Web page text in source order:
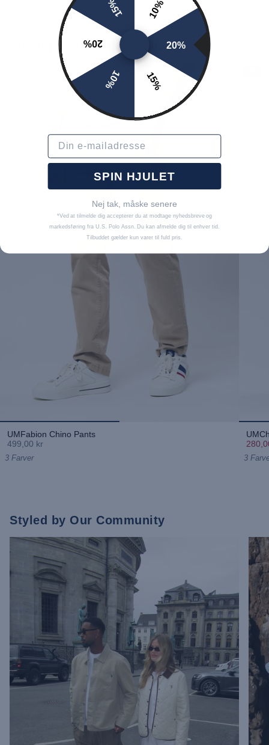
Spotlight: Trending Products
UMFabion Chino Pants
499,00 kr
3 Farver 3
Styled by Our Community
10%
20%
15%
10%
20%
15%
Email
SPIN HJULET
Nej tak, måske senere
*Ved at tilmelde dig accepterer du at modtage nyhedsbreve og
markedsføring fra U.S. Polo Assn. Du kan afmelde dig til enhver tid.
Tilbuddet gælder kun varer til fuld pris.